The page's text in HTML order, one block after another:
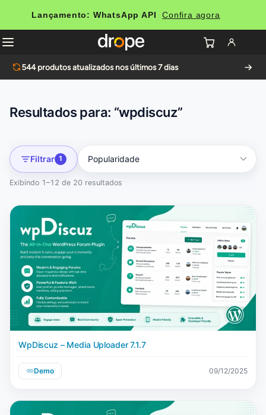
Lançamento: WhatsApp API Confira agora
544produtos atualizados nos últimos 7 dias
Resultados para: “wpdiscuz”
Filtrar 1
Exibindo 1–12 de 20 resultados
WpDiscuz – Media Uploader 7.1.7
Demo 09/12/2025